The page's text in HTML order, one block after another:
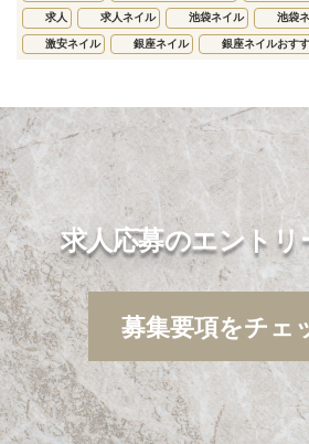
求人 求人ネイル 池袋ネイル 池袋
激安ネイル 銀座ネイル 銀座ネイルおす
求人応募のエントリ
募集要項をチェ